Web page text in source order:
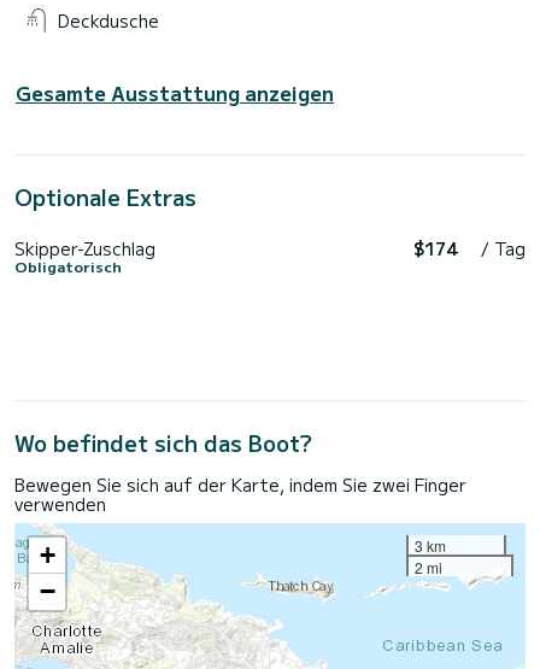
Deckdusche
Gesamte Ausstattung anzeigen
Optionale Extras
Skipper-Zuschlag
Obligatorisch
$174 / Tag
Wo befindet sich das Boot?
Bewegen Sie sich auf der Karte, indem Sie zwei Finger
verwenden
+
−
3 km
2 mi